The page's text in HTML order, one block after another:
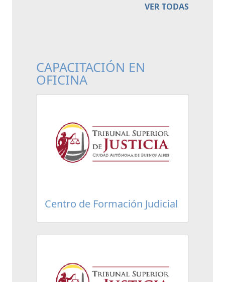
VER TODAS
CAPACITACIÓN EN
OFICINA
Centro de Formación Judicial